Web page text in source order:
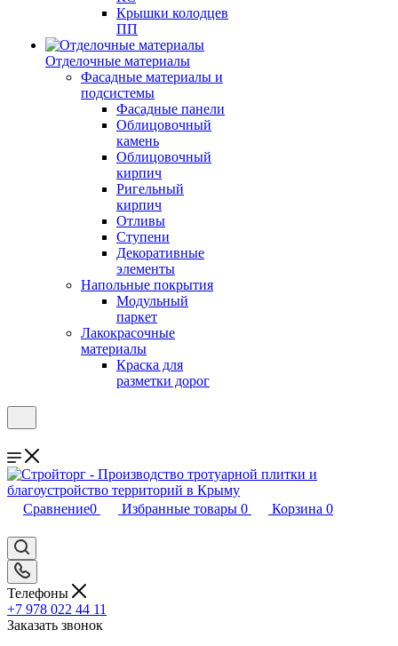
Крышки колодцев
ПП
Отделочные материалы
Фасадные материалы и
подсистемы
Фасадные панели
Облицовочный
камень
Облицовочный
кирпич
Ригельный
кирпич
Отливы
Ступени
Декоративные
элементы
Напольные покрытия
Модульный
паркет
Лакокрасочные
материалы
Краска для
разметки дорог
Сравнение0 Избранные товары 0 Корзина 0
Телефоны
+7 978 022 44 11
Заказать звонок